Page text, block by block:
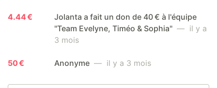
4.44 €
Jolanta a fait un don de 40 € à l'équipe
"Team Evelyne, Timéo & Sophia" — il y a
3 mois
50 € Anonyme — il y a 3 mois